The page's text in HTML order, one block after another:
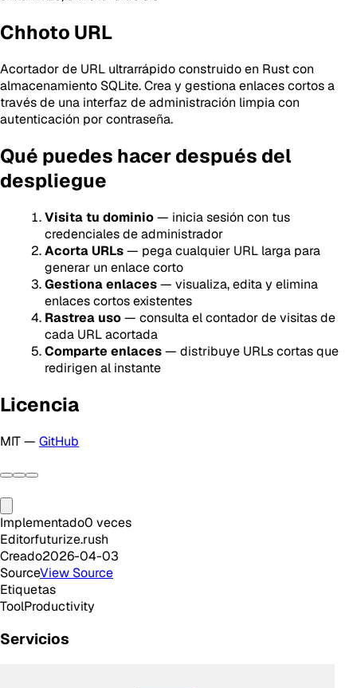
Chhoto URL
Acortador de URL ultrarrápido construido en Rust con
almacenamiento SQLite. Crea y gestiona enlaces cortos a
través de una interfaz de administración limpia con
autenticación por contraseña.
Qué puedes hacer después del
despliegue
Visita tu dominio— inicia sesión con tus
credenciales de administrador
Acorta URLs— pega cualquier URL larga para
generar un enlace corto
Gestiona enlaces— visualiza, edita y elimina
enlaces cortos existentes
Rastrea uso— consulta el contador de visitas de
cada URL acortada
Comparte enlaces— distribuye URLs cortas que
redirigen al instante
Licencia
MIT — GitHub
Implementado0 veces
Editorfuturize.rush
Creado2026-04-03
SourceView Source
Etiquetas
ToolProductivity
Servicios